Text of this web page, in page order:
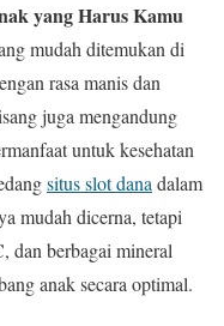
yang Harus Kamu
mudah ditemukan di
rasa manis dan
juga mengandung
untuk kesehatan
situs slot dana dalam
mudah dicerna, tetapi
dan berbagai mineral
anak secara optimal.